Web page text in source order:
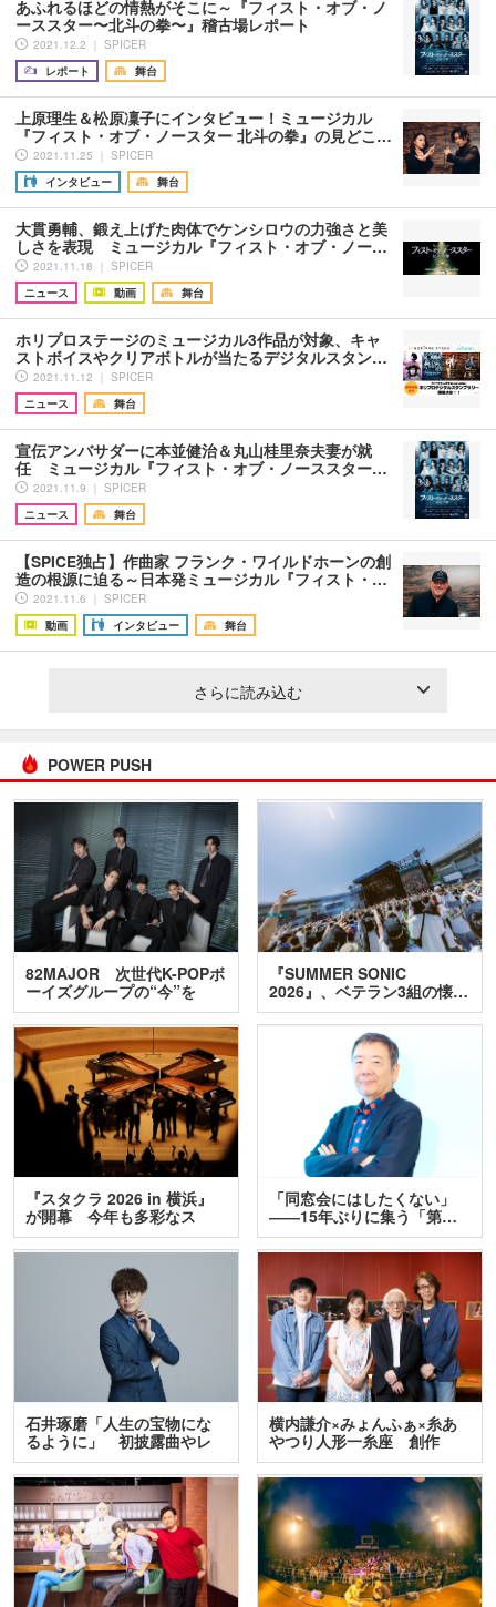
あふれるほどの情熱がそこに～『フィスト・オブ・ノ
ーススター〜北斗の拳〜』稽古場レポート
2021.12.2 ｜ SPICER
レポート
舞台
上原理生＆松原凜子にインタビュー！ミュージカル
『フィスト・オブ・ノースター 北斗の拳』の見どこ…
2021.11.25 ｜ SPICER
インタビュー
舞台
大貫勇輔、鍛え上げた肉体でケンシロウの力強さと美
しさを表現 ミュージカル『フィスト・オブ・ノー…
2021.11.18 ｜ SPICER
ニュース
動画 舞台
ホリプロステージのミュージカル3作品が対象、キャ
ストボイスやクリアボトルが当たるデジタルスタン…
2021.11.12 ｜ SPICER
ニュース
舞台
宣伝アンバサダーに本並健治＆丸山桂里奈夫妻が就
任 ミュージカル『フィスト・オブ・ノーススター…
2021.11.9 ｜ SPICER
ニュース
舞台
【SPICE独占】作曲家 フランク・ワイルドホーンの創
造の根源に迫る～日本発ミュージカル『フィスト・…
2021.11.6 ｜ SPICER
動画
インタビュー 舞台
さらに読み込む
POWER PUSH
82MAJOR 次世代K-POPボ
ーイズグループの“今”を
訊…
『SUMMER SONIC
2026』、ベテラン3組の懐…
『スタクラ 2026 in 横浜』
が開幕 今年も多彩なス
テ…
「同窓会にはしたくない」
――15年ぶりに集う「第…
石井琢磨「人生の宝物にな
るように」 初披露曲やレ
ア…
横内謙介×みょんふぁ×糸あ
やつり人形一糸座 創作
人…